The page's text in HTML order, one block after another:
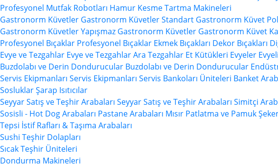
Profesyonel Mutfak Robotları Hamur Kesme Tartma Makineleri
Gastronorm Küvetler Gastronorm KüvetlerStandart Gastronorm Küvet
Gastronorm KüvetlerYapışmaz Gastronorm Küvetler Gastronorm Küvet
Profesyonel Bıçaklar Profesyonel Bıçaklar Ekmek Bıçakları Dekor Bıçakları
Evye ve Tezgahlar Evye ve TezgahlarAra Tezgahlar Et Kütükleri Evyeler
Buzdolabı ve Derin Dondurucular Buzdolabı ve Derin Dondurucular
Servis Ekipmanları Servis Ekipmanları Servis Bankoları Üniteleri Banket
SosluklarŞarap Isıtıcılar
Seyyar Satış ve Teşhir Arabaları Seyyar Satış ve Teşhir Arabaları Simitçi
Sosisli - Hot Dog Arabaları Pastane Arabaları Mısır Patlatma ve Pamuk
Tepsi İstif Rafları & Taşıma Arabaları
Sushi Teşhir Dolapları
Sıcak Teşhir Üniteleri
Dondurma Makineleri